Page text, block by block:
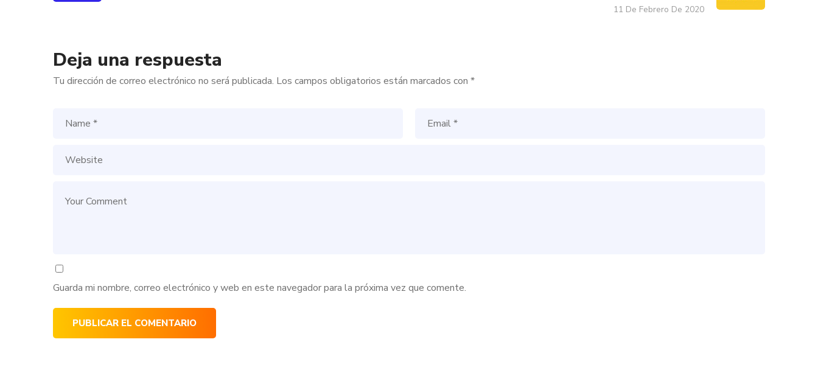
11 De Febrero De 2020
Deja una respuesta
Tu dirección de correo electrónico no será publicada. Los campos obligatorios están marcados con *
Guarda mi nombre, correo electrónico y web en este navegador para la próxima vez que comente.